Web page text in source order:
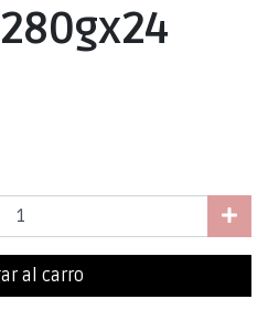
al carro